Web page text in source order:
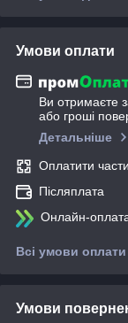
Умови оплати
Ви отримаєте
або гроші
Детальніше
Оплатити
Післяплата
Онлайн-
Всі умови оплати
Умови